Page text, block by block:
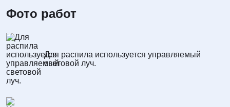
Фото работ
Для распила используется управляемый
световой луч.